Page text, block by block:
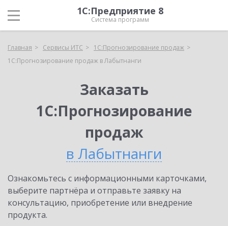
1С:Предприятие 8
Система программ
Главная Сервисы ИТС
1С:Прогнозирование продаж
1С:Прогнозирование продаж в Лабытнанги
Заказать
1С:Прогнозирование
продаж
в Лабытнанги
Ознакомьтесь с информационными карточками,
выберите партнёра и отправьте заявку на
консультацию, приобретение или внедрение
продукта.